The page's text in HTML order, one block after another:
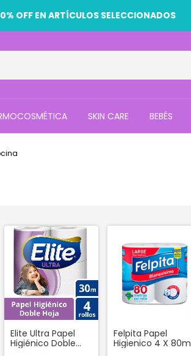
OFF EN ARTÍCULOS SELECCIONADOS
SKIN CARE BEBÉS
Elite Ultra Papel
Higiénico Doble
Felpita Papel
Higienico 4 X 80m